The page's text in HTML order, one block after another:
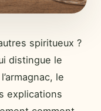
spiritueux ?
distingue le
le
explications